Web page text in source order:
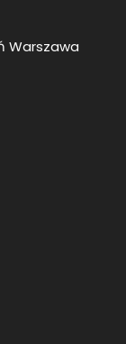
Warszawa